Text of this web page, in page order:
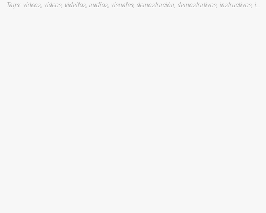
Tags: videos, vídeos, videitos, audios, visuales, demostración, demostrativos, instructivos, instrucción, audiovisuales, gratuito, gratis, turbocompresores, sistemas, sobrealimentaciones, potencias, estructuras, partes, componentes, arquitecturas, funcionamientos, youtube